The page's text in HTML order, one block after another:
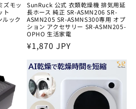
ズモッ
ト
ルック
SunRuck 公式 衣類乾燥機 排気用延
長ホース 純正 SR-ASMN206 SR-
ASMN205 SR-ASMNS300専用 オプ
ション アクセサリー SR-ASMN205-
OPHO 生活家電
通
価
格
¥1,870 JPY